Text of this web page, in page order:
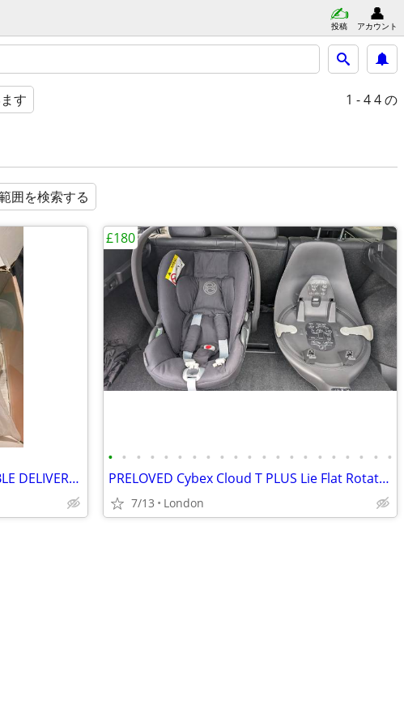
投稿 アカウント
す 1 - 44 の
囲を検索する
Breast pumps MULTIPLE AVAILABLE DELIVERY OR LOCAL COLLECTIOONLY PAYPAL
• • • • • • • • • • • • • • • • • • • • •
PRELOVED Cybex Cloud T PLUS Lie Flat Rotating Car Seat – Black
7/13 London
£180